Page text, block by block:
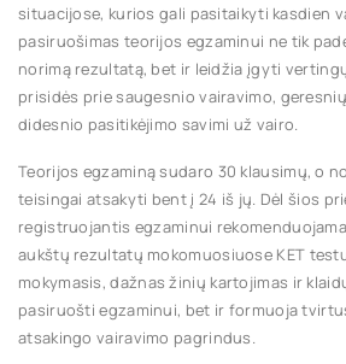
situacijose, kurios gali pasitaikyti kasdien
pasiruošimas teorijos egzaminui ne tik
norimą rezultatą, bet ir leidžia įgyti
prisidės prie saugesnio vairavimo,
didesnio pasitikėjimo savimi už vairo.
Teorijos egzaminą sudaro 30 klausimų, o
teisingai atsakyti bent į 24 iš jų. Dėl šios
registruojantis egzaminui
aukštų rezultatų mokomuosiuose KET
mokymasis, dažnas žinių kartojimas ir
pasiruošti egzaminui, bet ir formuoja
atsakingo vairavimo pagrindus.